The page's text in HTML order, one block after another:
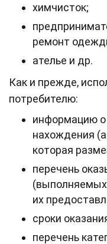
химчисток;
ремонт
ателье и др.
Как и прежде,
потребителю:
информацию о
нахождения
которая
перечень
(выполняемых
их
сроки
перечень